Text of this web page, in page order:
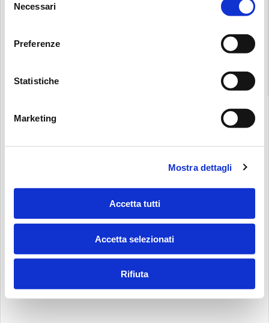
delNecessari
Preferenze
Statistiche
Marketing
Mostra dettagli
Accetta tutti
Accetta selezionati
Rifiuta